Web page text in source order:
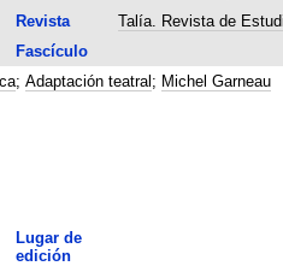
Revista Talía. Revista de
Fascículo
; Adaptación teatral ; Michel Garneau
Lugar de
edición